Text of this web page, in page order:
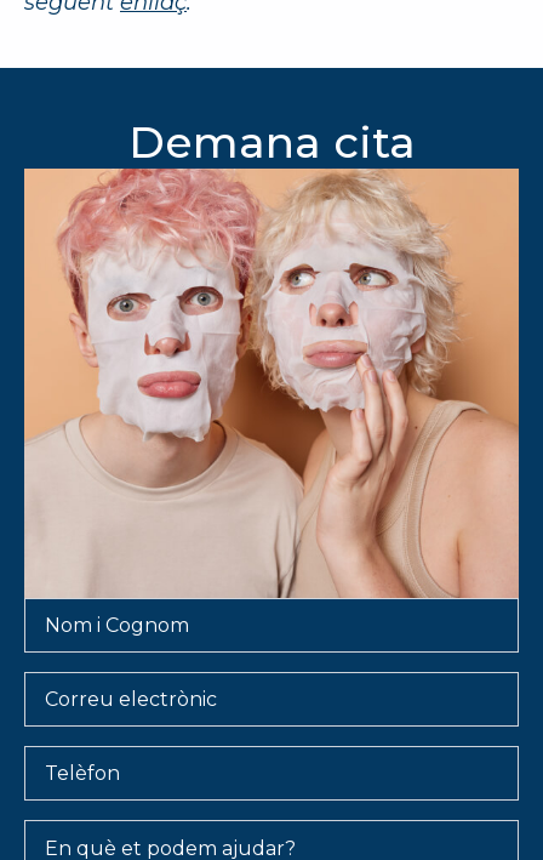
Demana cita
Nom
Email
Telèfon
Message